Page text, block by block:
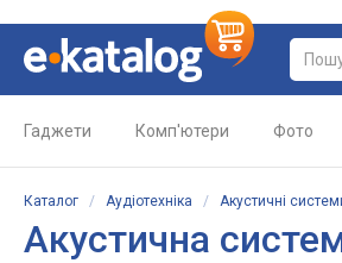
Гаджети Комп'ютери Фото
Каталог / Аудіотехніка / Акустичні
Акустична